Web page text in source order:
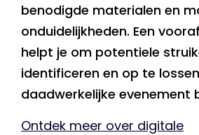
benodigde materialen en
onduidelijkheden. Een
helpt je om potentiele
identificeren en op te
daadwerkelijke evenement
Ontdek meer over digitale